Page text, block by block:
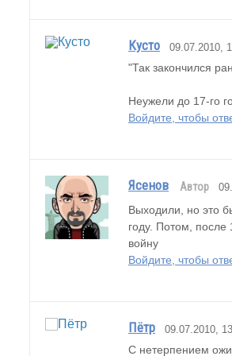
Кусто 09.07.2010,
"Так закончился
Неужели до 17-го
Войдите, чтобы
Ясенов Автор
Выходили, но это
году. Потом,
войну
Войдите, чтобы
Пётр 09.07.2010,
С нетерпением